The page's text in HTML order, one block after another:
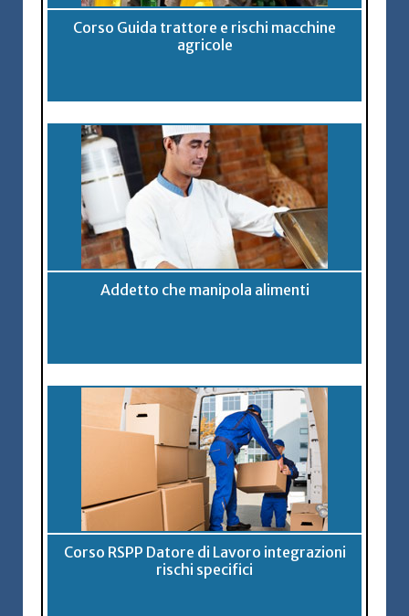
Corso Guida trattore e rischi macchine
agricole
Addetto che manipola alimenti
Corso RSPP Datore di Lavoro integrazioni
rischi specifici